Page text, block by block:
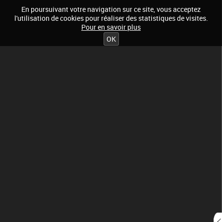
En poursuivant votre navigation sur ce site, vous acceptez
l'utilisation de cookies pour réaliser des statistiques de visites.
Pour en savoir plus
OK